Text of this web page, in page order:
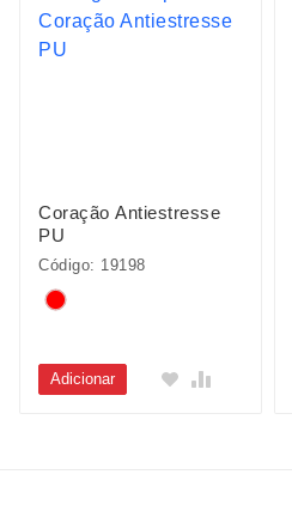
Coração Antiestresse
PU
Código: 19198
Adicionar